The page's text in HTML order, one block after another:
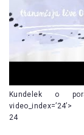
Kundelek o
video_index=’24’>
24